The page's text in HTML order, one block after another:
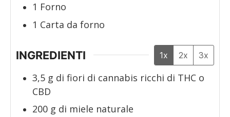
1 Forno
1 Carta da forno
INGREDIENTI 1x 2x 3x
3,5 g di fiori di cannabis ricchi di THC o
CBD
200 g di miele naturale